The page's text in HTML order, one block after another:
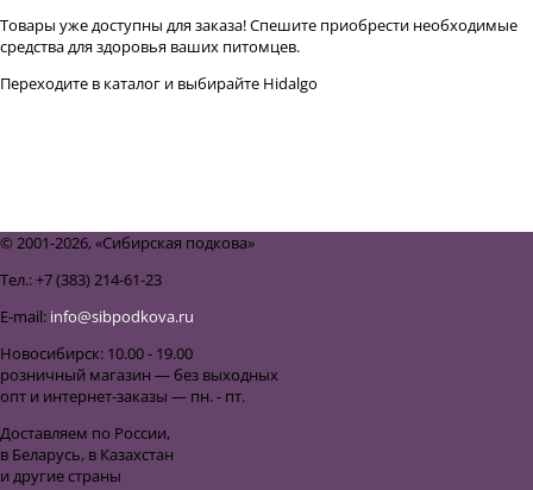
Товары уже доступны для заказа! Спешите приобрести необходимые
средства для здоровья ваших питомцев.
Переходите в каталог и выбирайте Hidalgo
© 2001-2026, «Сибирская подкова»
Тел.: +7 (383) 214-61-23
E-mail: info@sibpodkova.ru
Новосибирск: 10.00 - 19.00
розничный магазин — без выходных
опт и интернет-заказы — пн. - пт.
Доставляем по России,
в Беларусь, в Казахстан
и другие страны